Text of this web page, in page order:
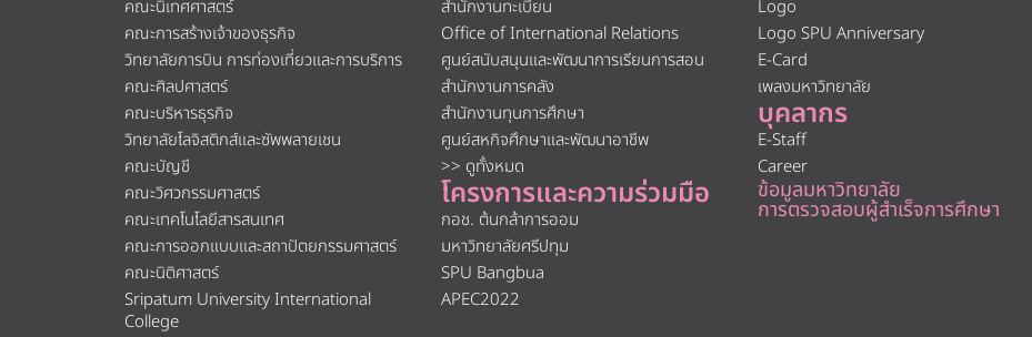
คณะนิเทศศาสตร์
คณะการสร้างเจ้าของธุรกิจ
วิทยาลัยการบิน การท่องเที่ยวและการบริการ
คณะศิลปศาสตร์
คณะบริหารธุรกิจ
วิทยาลัยโลจิสติกส์และซัพพลายเชน
คณะบัญชี
คณะวิศวกรรมศาสตร์
คณะเทคโนโลยีสารสนเทศ
คณะการออกแบบและสถาปัตยกรรมศาสตร์
คณะนิติศาสตร์
Sripatum University International
College
สำนักงานทะเบียน
Office of International Relations
ศูนย์สนับสนุนและพัฒนาการเรียนการสอน
สำนักงานการคลัง
สำนักงานทุนการศึกษา
ศูนย์สหกิจศึกษาและพัฒนาอาชีพ
>> ดูทั้งหมด
โครงการและความร่วมมือ
กอช. ต้นกล้าการออม
มหาวิทยาลัยศรีปทุม
SPU Bangbua
APEC2022
Logo
Logo SPU Anniversary
E-Card
เพลงมหาวิทยาลัย
บุคลากร
E-Staff
Career
ข้อมูลมหาวิทยาลัย
การตรวจสอบผู้สำเร็จการศึกษา